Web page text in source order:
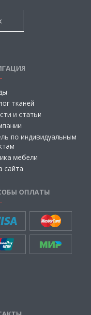
тканей
и статьи
по индивидуальным
мебели
сайта
ОПЛАТЫ